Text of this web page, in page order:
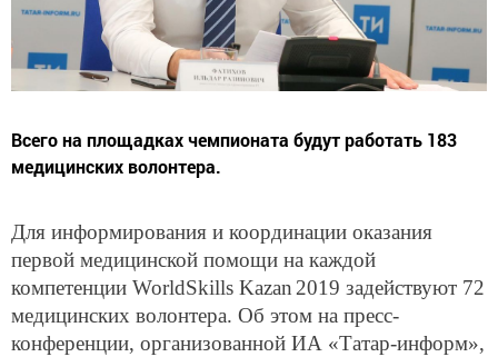
Всего на площадках чемпионата будут работать 183
медицинских волонтера.
Для информирования и координации оказания
первой медицинской помощи на каждой
компетенции WorldSkills Kazan 2019 задействуют 72
медицинских волонтера. Об этом на пресс-
конференции, организованной ИА «Татар-информ»,